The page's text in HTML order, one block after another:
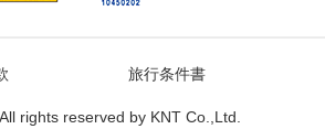
旅行条件書
rights reserved by KNT Co.,Ltd.